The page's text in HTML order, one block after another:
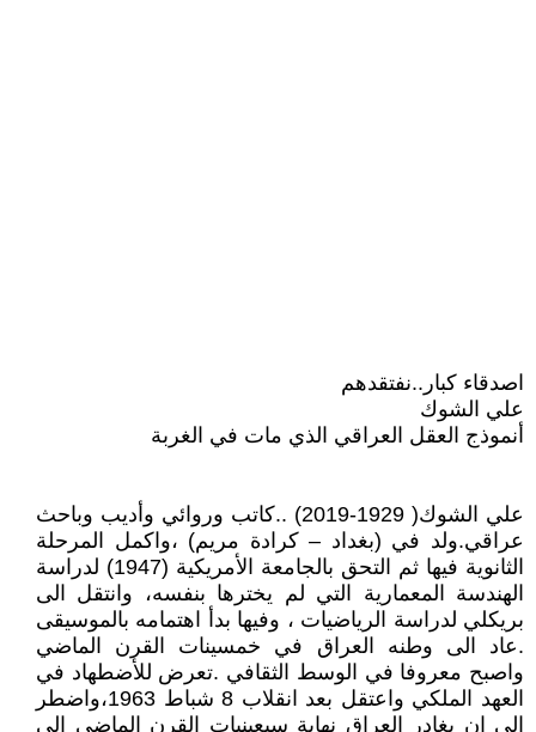
اصدقاء كبار..نفتقدهم
علي الشوك
أنموذج العقل العراقي الذي مات في الغربة
علي الشوك( 1929-2019) ..كاتب وروائي وأديب وباحث
عراقي.ولد في (بغداد – كرادة مريم) ،واكمل المرحلة
الثانوية فيها ثم التحق بالجامعة الأمريكية (1947) لدراسة
الهندسة المعمارية التي لم يخترها بنفسه، وانتقل الى
بريكلي لدراسة الرياضيات ، وفيها بدأ اهتمامه بالموسيقى
.عاد الى وطنه العراق في خمسينات القرن الماضي
واصبح معروفا في الوسط الثقافي .تعرض للأضطهاد في
العهد الملكي واعتقل بعد انقلاب 8 شباط 1963،واضطر
الى ان يغادر العراق نهاية سبعينيات القرن الماضي إلى